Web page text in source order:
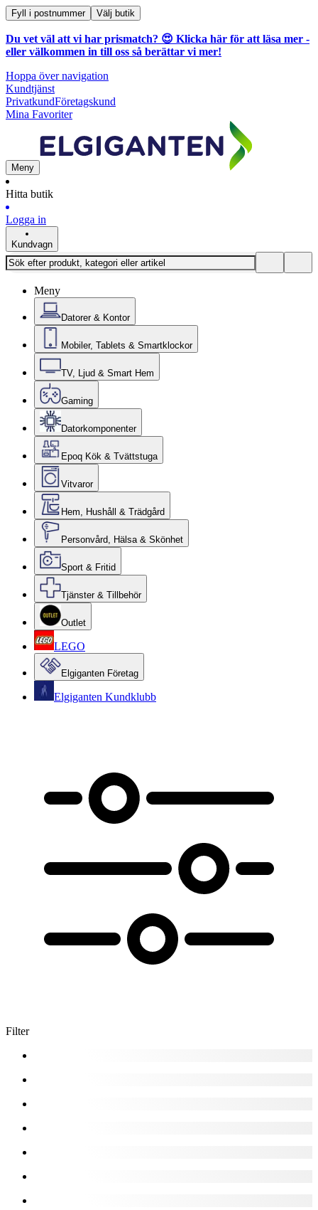
Fyll i postnummer Välj butik
Du vet väl att vi har prismatch? 😍 Klicka här för att läsa mer -
eller välkommen in till oss så berättar vi mer!
Hoppa över navigation
Kundtjänst
PrivatkundFöretagskund
Mina Favoriter
Meny
Hitta butik
Logga in
Kundvagn
Meny
Datorer & Kontor
Mobiler, Tablets & Smartklockor
TV, Ljud & Smart Hem
Gaming
Datorkomponenter
Epoq Kök & Tvättstuga
Vitvaror
Hem, Hushåll & Trädgård
Personvård, Hälsa & Skönhet
Sport & Fritid
Tjänster & Tillbehör
Outlet
LEGO
Elgiganten Företag
Elgiganten Kundklubb
Filter